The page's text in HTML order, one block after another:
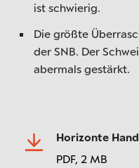
ist schwierig.
Die größte
der SNB. Der
abermals gestärkt.
Horizonte
PDF, 2 MB